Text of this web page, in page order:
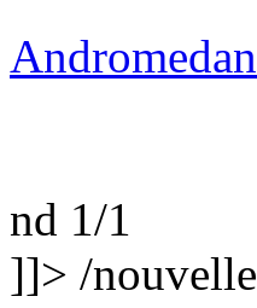
nd 1/1
]]> /